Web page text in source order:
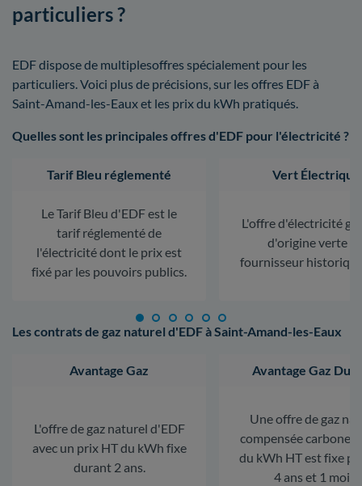
particuliers ?
EDF dispose de multiplesoffres spécialement pour les
particuliers. Voici plus de précisions, sur les offres EDF à
Saint-Amand-les-Eaux et les prix du kWh pratiqués.
Quelles sont les principales offres d'EDF pour l'électricité ?
Tarif Bleu réglementé
Le Tarif Bleu d'EDF est le
tarif réglementé de
l'électricité dont le prix est
fixé par les pouvoirs publics.
Vert Électrique
L'offre d'électricité
d'origine verte
fournisseur
Les contrats de gaz naturel d'EDF à Saint-Amand-les-Eaux
Avantage Gaz
L'offre de gaz naturel d'EDF
avec un prix HT du kWh fixe
durant 2 ans.
Avantage Gaz
Une offre de gaz
compensée carbone.
du kWh HT est fixe
4 ans et 1 mois.